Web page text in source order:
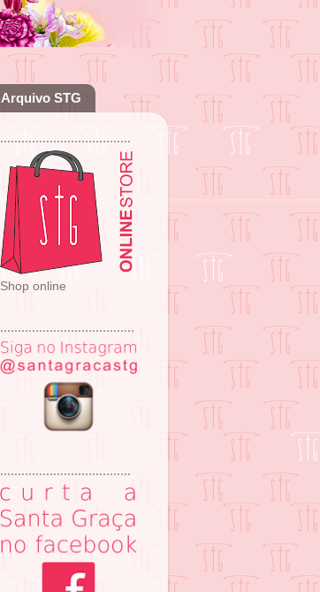
Arquivo STG
.....................................
Shop online
......................................
.....................................